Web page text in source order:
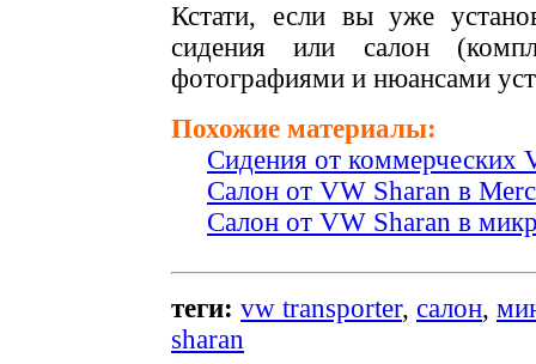
Кстати, если вы уже
сидения или салон
фотографиями и нюансами
Похожие материалы:
Сидения от коммерческих
Салон от VW Sharan в
Салон от VW Sharan в
теги: vw transporter, салон,
sharan